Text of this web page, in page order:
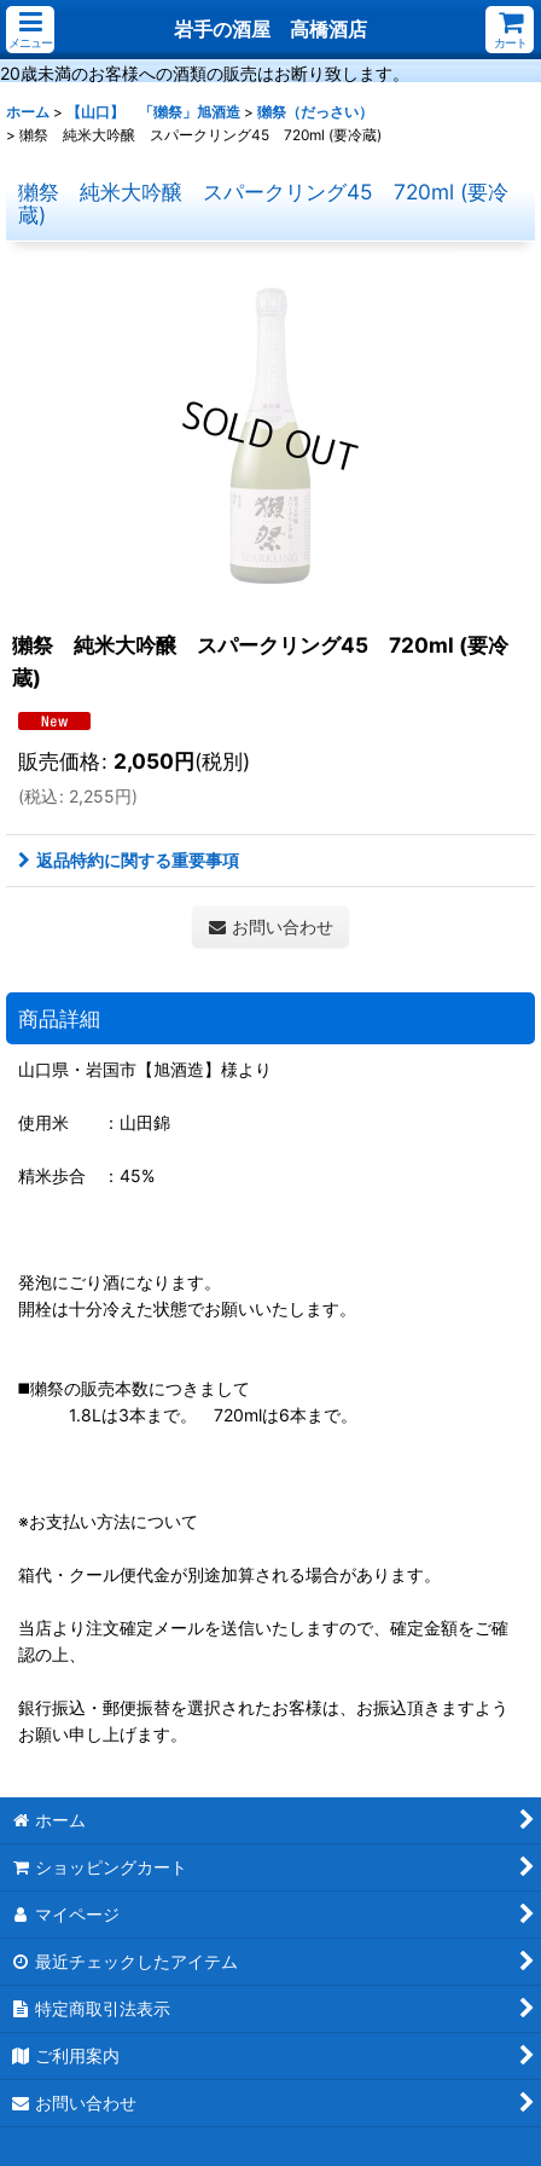
メニュー
岩手の酒屋 高橋酒店
カート
20歳未満のお客様への酒類の販売はお断り致します。
ホーム > 【山口】 「獺祭」旭酒造 > 獺祭（だっさい）
> 獺祭 純米大吟醸 スパークリング45 720ml (要冷蔵)
獺祭 純米大吟醸 スパークリング45 720ml (要冷
蔵)
獺祭 純米大吟醸 スパークリング45 720ml (要冷
蔵)
販売価格: 2,050円(税別)
(税込: 2,255円)
返品特約に関する重要事項
お問い合わせ
商品詳細
山口県・岩国市【旭酒造】様より
使用米 ：山田錦
精米歩合 ：45%
発泡にごり酒になります。
開栓は十分冷えた状態でお願いいたします。
◼️獺祭の販売本数につきまして
1.8Lは3本まで。 720mlは6本まで。
※お支払い方法について
箱代・クール便代金が別途加算される場合があります。
当店より注文確定メールを送信いたしますので、確定金額をご確
認の上、
銀行振込・郵便振替を選択されたお客様は、お振込頂きますよう
お願い申し上げます。
ホーム
ショッピングカート
マイページ
最近チェックしたアイテム
特定商取引法表示
ご利用案内
お問い合わせ